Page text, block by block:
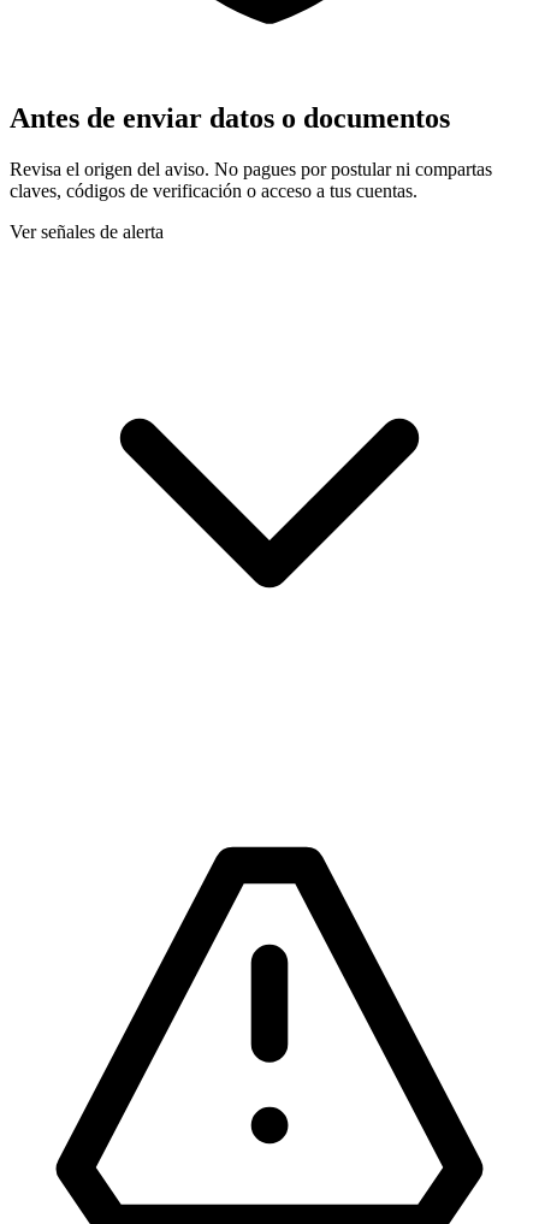
Antes de enviar datos o documentos
Revisa el origen del aviso. No pagues por postular ni compartas
claves, códigos de verificación o acceso a tus cuentas.
Ver señales de alerta